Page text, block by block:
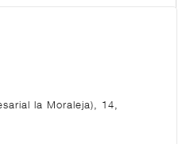
la Moraleja), 14,